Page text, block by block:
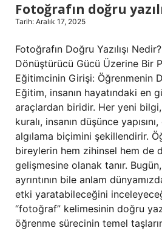
Fotoğrafın doğru
Tarih: Aralık 17, 2025
Fotoğrafın Doğru Yazılışı
Dönüştürücü Gücü Üzerine Bir
Eğitimcinin Girişi: Öğrenmenin
Eğitim, insanın hayatındaki en
araçlardan biridir. Her yeni
kuralı, insanın düşünce
algılama biçimini şekillendirir.
bireylerin hem zihinsel hem de
gelişmesine olanak tanır.
ayrıntının bile anlam
etki yaratabileceğini
“fotoğraf” kelimesinin doğru
öğrenme sürecinin temel